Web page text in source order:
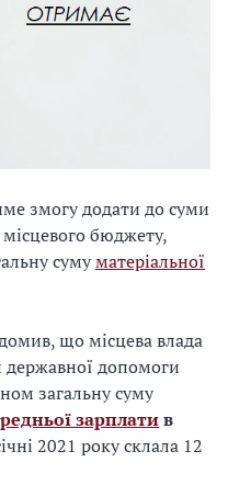
змогу додати до суми
бюджету,
сумуматеріальної
що місцева влада
допомоги
загальну суму
зарплатив
2021 року склала 12